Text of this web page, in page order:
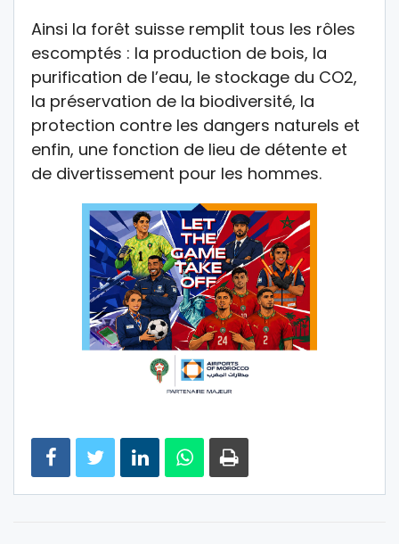
Ainsi la forêt suisse remplit tous les rôles
escomptés : la production de bois, la
purification de l’eau, le stockage du CO2,
la préservation de la biodiversité, la
protection contre les dangers naturels et
enfin, une fonction de lieu de détente et
de divertissement pour les hommes.